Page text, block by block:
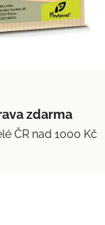
zdarma
ČR nad 1000 Kč